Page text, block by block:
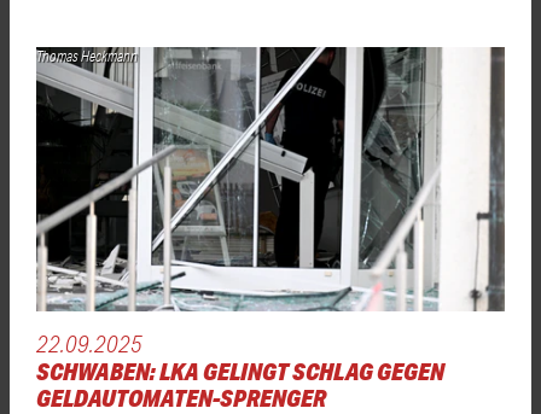
Thomas Heckmann
22.09.2025
SCHWABEN: LKA GELINGT SCHLAG GEGEN
GELDAUTOMATEN-SPRENGER